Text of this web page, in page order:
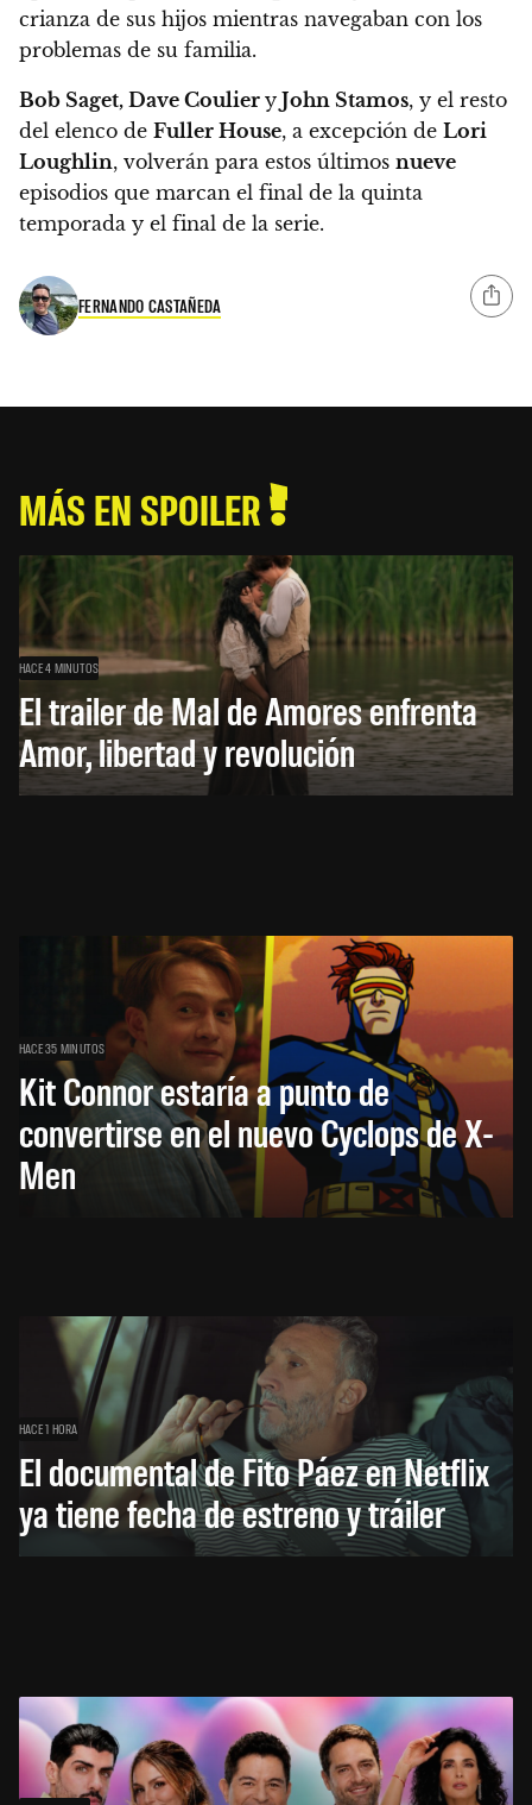
crianza de sus hijos mientras navegaban con los
problemas de su familia.
Bob Saget, Dave Coulier y John Stamos, y el resto
del elenco de Fuller House, a excepción de Lori
Loughlin, volverán para estos últimos nueve
episodios que marcan el final de la quinta
temporada y el final de la serie.
FERNANDO CASTAÑEDA
MÁS EN SPOILER
HACE 4 MINUTOS
El trailer de Mal de Amores enfrenta
Amor, libertad y revolución
HACE 35 MINUTOS
Kit Connor estaría a punto de
convertirse en el nuevo Cyclops de X-
Men
HACE 1 HORA
El documental de Fito Páez en Netflix
ya tiene fecha de estreno y tráiler